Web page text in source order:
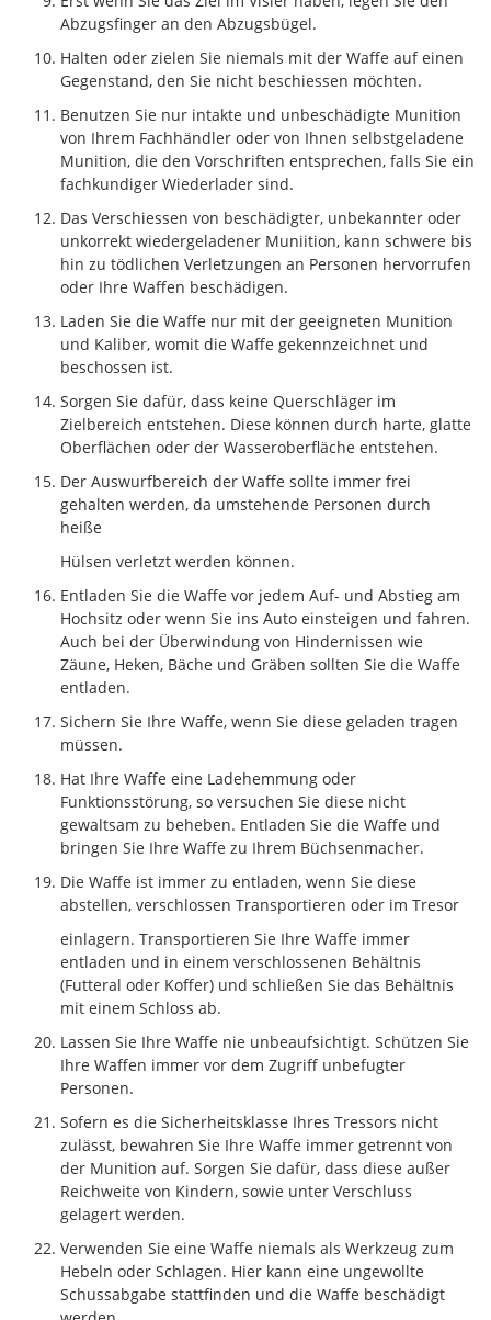
Abzugsfinger an den Abzugsbügel.
Halten oder zielen Sie niemals mit der Waffe auf einen
Gegenstand, den Sie nicht beschiessen möchten.
Benutzen Sie nur intakte und unbeschädigte Munition
von Ihrem Fachhändler oder von Ihnen selbstgeladene
Munition, die den Vorschriften entsprechen, falls Sie ein
fachkundiger Wiederlader sind.
Das Verschiessen von beschädigter, unbekannter oder
unkorrekt wiedergeladener Muniition, kann schwere bis
hin zu tödlichen Verletzungen an Personen hervorrufen
oder Ihre Waffen beschädigen.
Laden Sie die Waffe nur mit der geeigneten Munition
und Kaliber, womit die Waffe gekennzeichnet und
beschossen ist.
Sorgen Sie dafür, dass keine Querschläger im
Zielbereich entstehen. Diese können durch harte, glatte
Oberflächen oder der Wasseroberfläche entstehen.
Der Auswurfbereich der Waffe sollte immer frei
gehalten werden, da umstehende Personen durch
heiße
Hülsen verletzt werden können.
Entladen Sie die Waffe vor jedem Auf- und Abstieg am
Hochsitz oder wenn Sie ins Auto einsteigen und fahren.
Auch bei der Überwindung von Hindernissen wie
Zäune, Heken, Bäche und Gräben sollten Sie die Waffe
entladen.
Sichern Sie Ihre Waffe, wenn Sie diese geladen tragen
müssen.
Hat Ihre Waffe eine Ladehemmung oder
Funktionsstörung, so versuchen Sie diese nicht
gewaltsam zu beheben. Entladen Sie die Waffe und
bringen Sie Ihre Waffe zu Ihrem Büchsenmacher.
Die Waffe ist immer zu entladen, wenn Sie diese
abstellen, verschlossen Transportieren oder im Tresor
einlagern. Transportieren Sie Ihre Waffe immer
entladen und in einem verschlossenen Behältnis
(Futteral oder Koffer) und schließen Sie das Behältnis
mit einem Schloss ab.
Lassen Sie Ihre Waffe nie unbeaufsichtigt. Schützen Sie
Ihre Waffen immer vor dem Zugriff unbefugter
Personen.
Sofern es die Sicherheitsklasse Ihres Tressors nicht
zulässt, bewahren Sie Ihre Waffe immer getrennt von
der Munition auf. Sorgen Sie dafür, dass diese außer
Reichweite von Kindern, sowie unter Verschluss
gelagert werden.
Verwenden Sie eine Waffe niemals als Werkzeug zum
Hebeln oder Schlagen. Hier kann eine ungewollte
Schussabgabe stattfinden und die Waffe beschädigt